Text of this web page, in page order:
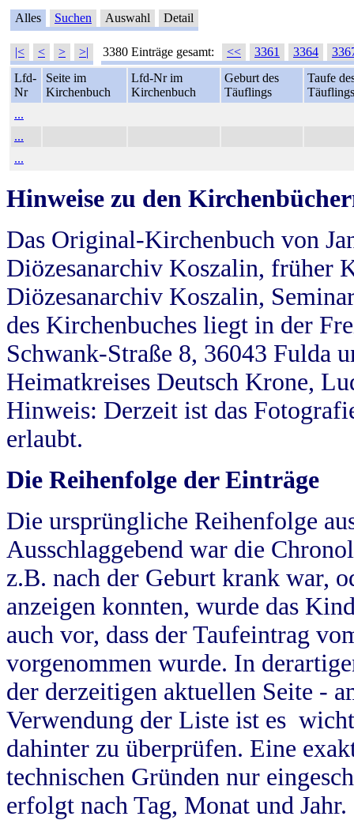
Alles Suchen Auswahl Detail
|< < > >| 3380 Einträge gesamt: << 3361 3364
Lfd-
Nr
Seite im
Kirchenbuch
Lfd-Nr im
Kirchenbuch
Geburt des
Täuflings
Taufe
Täuflings
...
...
...
Hinweise zu den
Das Original-Kirchenbuch von
Diözesanarchiv Koszalin, früher
Diözesanarchiv Koszalin,
des Kirchenbuches liegt in der
Schwank-Straße 8, 36043 Fulda
Heimatkreises Deutsch Krone,
Hinweis: Derzeit ist das
erlaubt.
Die Reihenfolge der Einträge
Die ursprüngliche Reihenfolge
Ausschlaggebend war die
z.B. nach der Geburt krank war,
anzeigen konnten, wurde das
auch vor, dass der Taufeintrag
vorgenommen wurde. In
der derzeitigen aktuellen Seite -
Verwendung der Liste ist es
dahinter zu überprüfen. Eine
technischen Gründen nur
erfolgt nach Tag, Monat und Jahr.